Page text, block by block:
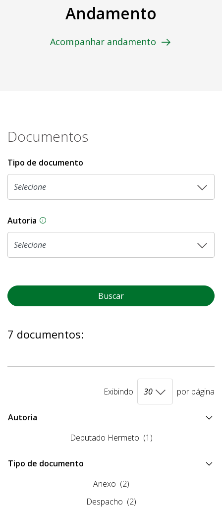
Andamento
Acompanhar andamento
Documentos
Tipo de documento
Autoria As proposições legislativas na CLDF podem
Buscar
7 documentos:
Exibindo por página
Autoria
Deputado Hermeto (1)
Tipo de documento
Anexo (2)
Despacho (2)